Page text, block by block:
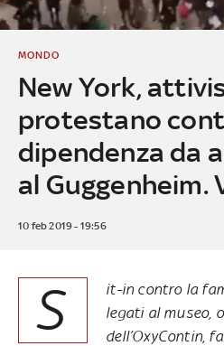
New York,
protestano
dipendenza da
al Guggenheim.
MONDO
10 feb 2019 - 19:56
S
it-in contro la
legati al museo,
dell’OxyContin,